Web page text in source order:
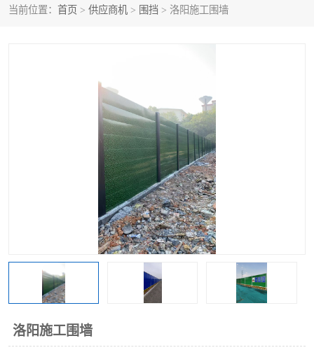
当前位置： 首页 > 供应商机 > 围挡 > 洛阳施工围墙
洛阳施工围墙
建筑围挡 楼层板
彩钢板
生产加工单板复合围挡 市